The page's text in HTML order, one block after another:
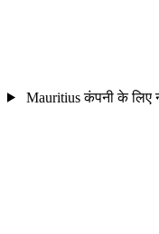
Mauritius कंपनी के लिए